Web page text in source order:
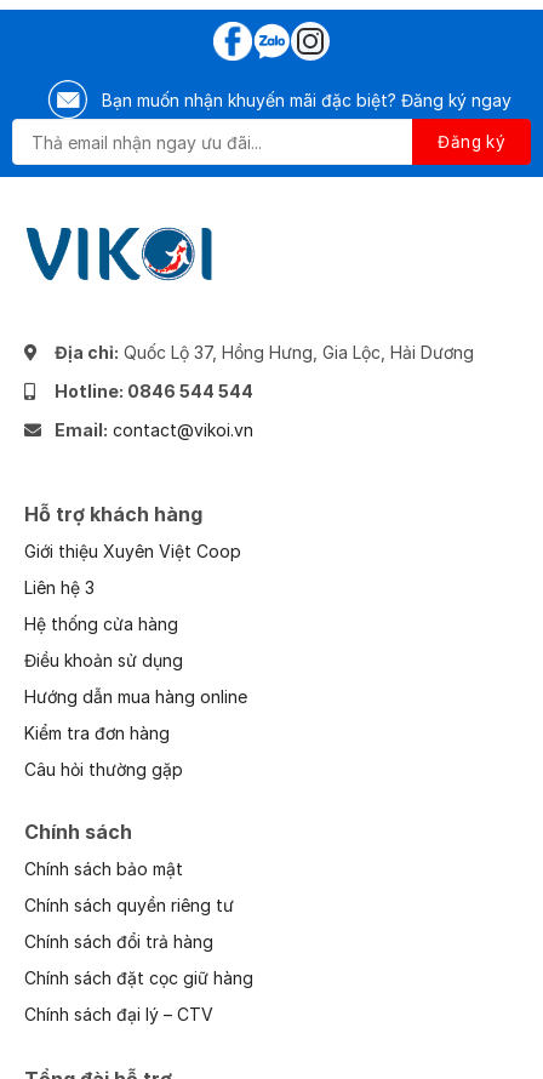
Bạn muốn nhận khuyến mãi đặc biệt? Đăng ký ngay
Địa chỉ: Quốc Lộ 37, Hồng Hưng, Gia Lộc, Hải Dương
Hotline: 0846 544 544
Email: contact@vikoi.vn
Hỗ trợ khách hàng
Giới thiệu Xuyên Việt Coop
Liên hệ 3
Hệ thống cửa hàng
Điều khoản sử dụng
Hướng dẫn mua hàng online
Kiểm tra đơn hàng
Câu hỏi thường gặp
Chính sách
Chính sách bảo mật
Chính sách quyền riêng tư
Chính sách đổi trả hàng
Chính sách đặt cọc giữ hàng
Chính sách đại lý – CTV